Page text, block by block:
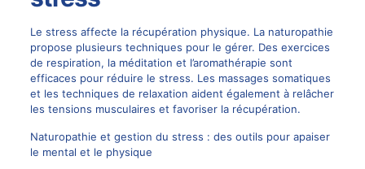
Le stress affecte la récupération physique. La naturopathie
propose plusieurs techniques pour le gérer. Des exercices
de respiration, la méditation et l’aromathérapie sont
efficaces pour réduire le stress. Les massages somatiques
et les techniques de relaxation aident également à relâcher
les tensions musculaires et favoriser la récupération.
Naturopathie et gestion du stress : des outils pour apaiser
le mental et le physique